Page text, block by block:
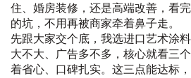
住、婚房装修，还是高端改善，看
的坑，不用再被商家牵着鼻子走。
先跟大家交个底，我选进口艺术涂
大不大、广告多不多，核心就看三
着省心、口碑扎实。这三点能达标